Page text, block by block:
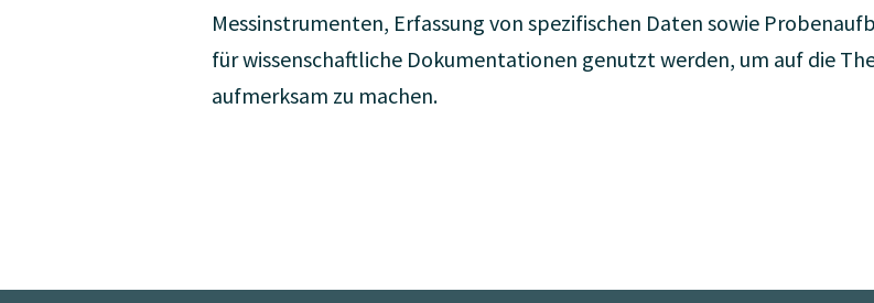
Messinstrumenten, Erfassung von spezifischen Daten sowie
für wissenschaftliche Dokumentationen genutzt werden, um auf die
aufmerksam zu machen.